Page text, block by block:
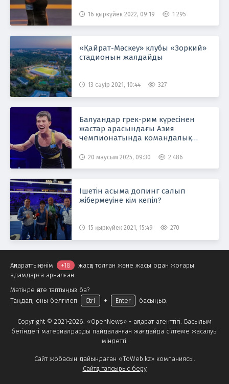
16 қыркүйек 2022, 09:19 1 295
«Қайрат-Мәскеу» клубы «Зоркий»
стадионын жалдайды
13 сәуір 2021, 10:44 327
Балуандар грек-рим күресінен
жастар арасындағы Азия
чемпионатында командалық
20 маусым 2025, 09:30 2 486
Ішетін асыма допинг салып
жібермеуіне кім кепіл?
15 қыркүйек 2021, 15:49 270
Copyright © 2021-2026. «OpenNews» - ақпарат агенттігі. Басылым
бетіндегі материалдарды пайдаланған жағдайда сілтеме жасалуы
міндетті.
Сайт жобасын дайындаған «ToWeb.kz» компаниясы.
Сайтқа тапсырыс беру
Ақпараттық өнім +18
жасқа толған және жасы одан жоғары
адамдарға арналған.
Мәтінде қате таптыңыз ба?
Таңдап, оны белгілеп
Ctrl + Enter басыңыз.